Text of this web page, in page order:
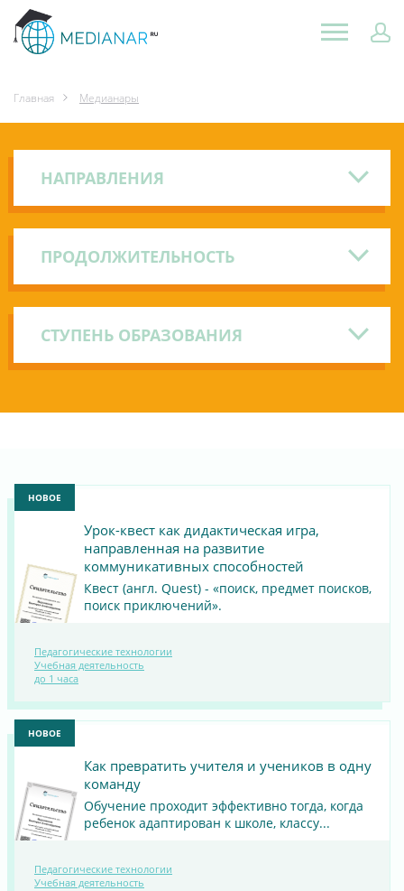
Главная Медианары
НАПРАВЛЕНИЯ
ПРОДОЛЖИТЕЛЬНОСТЬ
СТУПЕНЬ ОБРАЗОВАНИЯ
НОВОЕ
ПОСМОТРЕТЬ
Урок-квест как дидактическая игра,
направленная на развитие
коммуникативных способностей
Квест (англ. Quest) - «поиск, предмет поисков,
поиск приключений».
Педагогические технологии
Учебная деятельность
до 1 часа
НОВОЕ
ПОСМОТРЕТЬ
Как превратить учителя и учеников в одну
команду
Обучение проходит эффективно тогда, когда
ребенок адаптирован к школе, классу...
Педагогические технологии
Учебная деятельность